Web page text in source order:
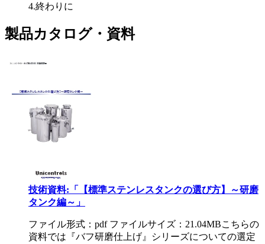
4.終わりに
製品カタログ・資料
技術資料:「【標準ステンレスタンクの選び方】～研磨
タンク編～」
ファイル形式：pdf ファイルサイズ：21.04MBこちらの
資料では『バフ研磨仕上げ』シリーズについての選定